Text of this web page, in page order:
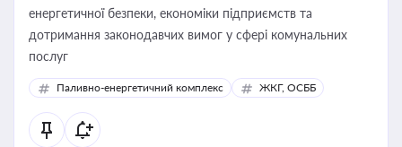
енергетичної безпеки, економіки підприємств та
дотримання законодавчих вимог у сфері комунальних
послуг
Паливно-енергетичний комплекс ЖКГ, ОСББ